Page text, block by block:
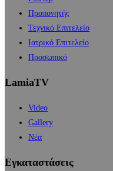
Προπονητής
Τεχνικό Επιτελείο
Ιατρικό Επιτελείο
Προσωπικό
LamiaTV
Video
Gallery
Νέα
Εγκαταστάσεις